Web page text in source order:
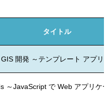
タイトル
開発 ～テンプレート アプリ
～JavaScript で Web アプリケ